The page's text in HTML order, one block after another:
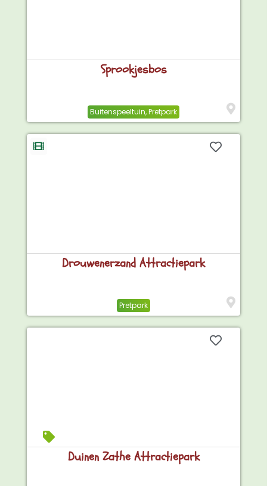
Sprookjesbos
Buitenspeeltuin,Pretpark
Drouwenerzand Attractiepark
Pretpark
Duinen Zathe Attractiepark